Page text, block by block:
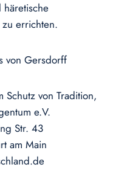
errichten.
von Gersdorff
Schutz von Tradition,
e.V.
Str. 43
am Main